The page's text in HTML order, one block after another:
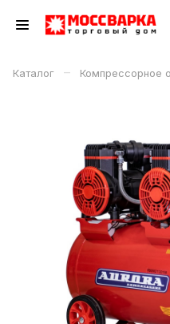
Каталог – Компрессорное